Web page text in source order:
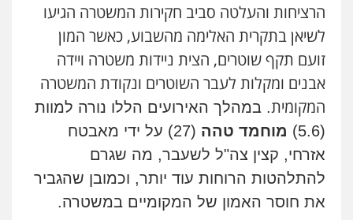
הרציחות והעלטה סביב חקירות המשטרה הגיעו
לשיאן בתקרית האלימה מהשבוע, כאשר המון
זועם תקף שוטרים, הצית ניידות משטרה ויידה
אבנים ומקלות לעבר השוטרים ונקודת המשטרה
המקומית. במהלך האירועים הללו נורה למוות
(5.6)
מוחמד טהה
(27) על ידי מאבטח
אזרחי, קצין צה"ל לשעבר, מה שגרם
להתלהטות הרוחות עוד יותר, וכמובן שהגביר
את חוסר האמון של המקומיים במשטרה.